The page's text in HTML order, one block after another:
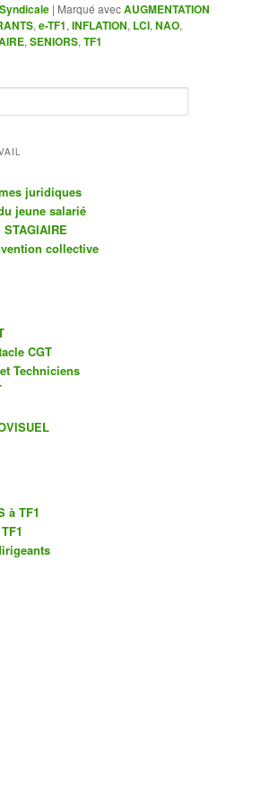
| Marqué avecAUGMENTATION
,e-TF1,INFLATION, LCI,NAO,
,SENIORS,TF1
juridiques
jeune salarié
collective
CGT
Techniciens
à TF1